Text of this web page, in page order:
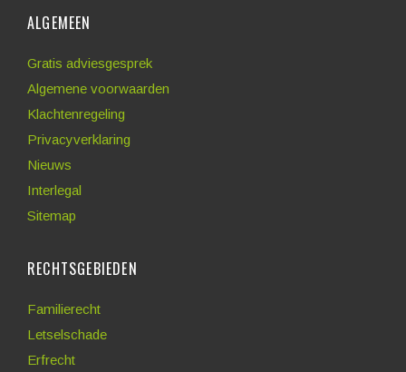
ALGEMEEN
Gratis adviesgesprek
Algemene voorwaarden
Klachtenregeling
Privacyverklaring
Nieuws
Interlegal
Sitemap
RECHTSGEBIEDEN
Familierecht
Letselschade
Erfrecht